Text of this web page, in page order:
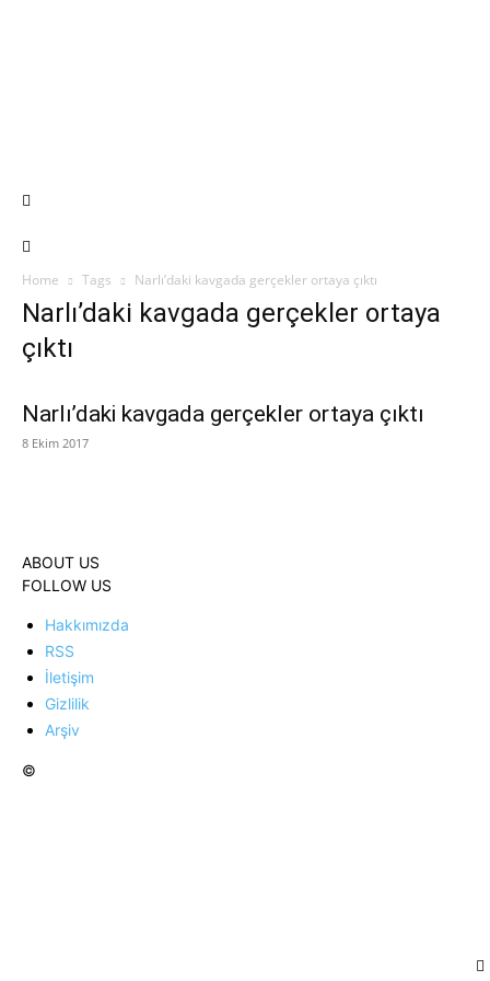
Home Tags Narlı’daki kavgada gerçekler ortaya çıktı
Narlı’daki kavgada gerçekler ortaya
çıktı
Narlı’daki kavgada gerçekler ortaya çıktı
8 Ekim 2017
ABOUT US
FOLLOW US
Hakkımızda
RSS
İletişim
Gizlilik
Arşiv
©